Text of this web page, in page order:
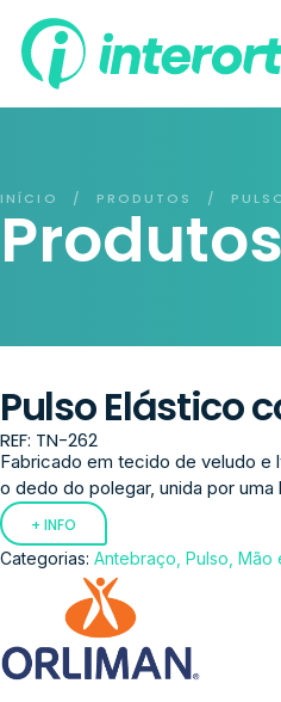
INÍCIO / PRODUTOS /
Produtos
Pulso Elástico
REF: TN-262
Fabricado em tecido de veludo e
o dedo do polegar, unida por
+ INFO
Categorias: Antebraço, Pulso, Mão